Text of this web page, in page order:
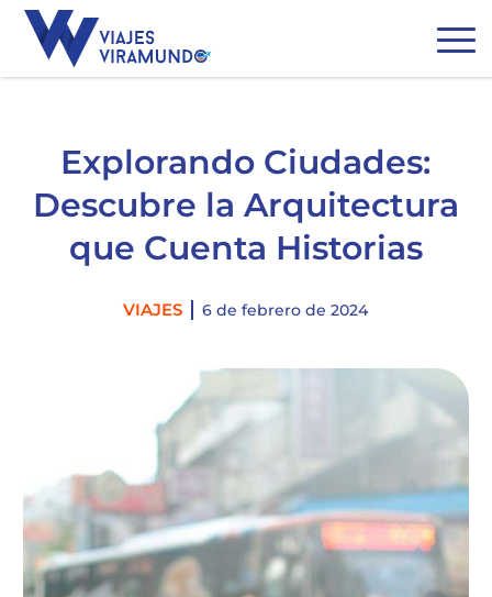
Explorando Ciudades:
Descubre la Arquitectura
que Cuenta Historias
Categories
VIAJES 6 de febrero de 2024